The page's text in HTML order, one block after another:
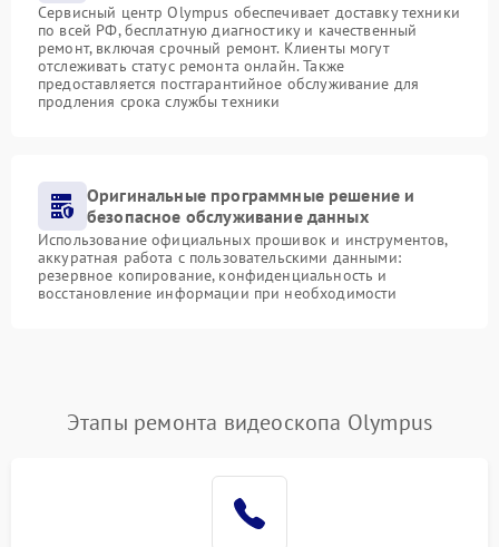
Сервисный центр Olympus обеспечивает доставку техники
по всей РФ, бесплатную диагностику и качественный
ремонт, включая срочный ремонт. Клиенты могут
отслеживать статус ремонта онлайн. Также
предоставляется постгарантийное обслуживание для
продления срока службы техники
Оригинальные программные решение и
безопасное обслуживание данных
Использование официальных прошивок и инструментов,
аккуратная работа с пользовательскими данными:
резервное копирование, конфиденциальность и
восстановление информации при необходимости
Этапы ремонта видеоскопа Olympus